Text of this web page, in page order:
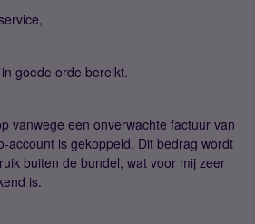
goede orde bereikt.
vanwege een onverwachte factuur van
account is gekoppeld. Dit bedrag wordt
buiten de bundel, wat voor mij zeer
is.